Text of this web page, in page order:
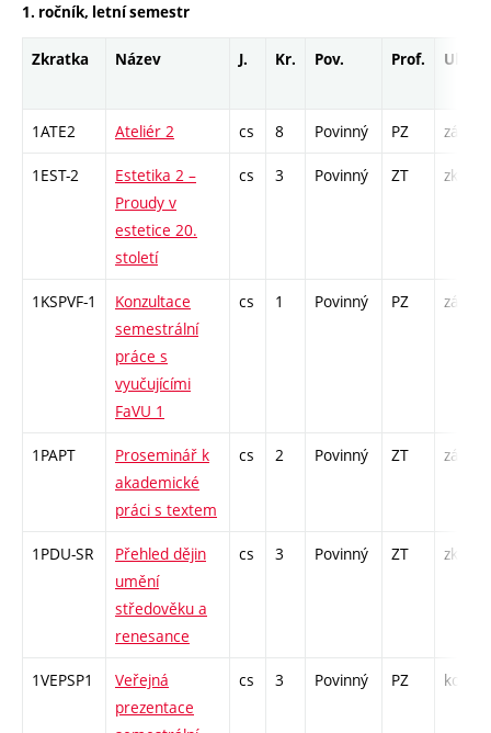
1. ročník, letní semestr
Zkratka Název J. Kr. Pov. Prof. Uk.
1ATE2 Ateliér 2 cs 8 Povinný PZ zá
1EST-2
Estetika 2 –
Proudy v
estetice 20.
století
cs 3 Povinný ZT zk
1KSPVF-1
Konzultace
semestrální
práce s
vyučujícími
FaVU 1
cs 1 Povinný PZ zá
1PAPT
Proseminář k
akademické
práci s textem
cs 2 Povinný ZT zá
1PDU-SR
Přehled dějin
umění
středověku a
renesance
cs 3 Povinný ZT zk
1VEPSP1
Veřejná
prezentace
cs 3 Povinný PZ kol